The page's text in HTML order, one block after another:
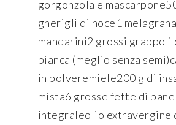
gorgonzola e
gherigli di noce1
mandarini2 grossi grappoli
bianca (meglio senza
in polveremiele200 g di
mista6 grosse fette di pane
integraleolio extravergine